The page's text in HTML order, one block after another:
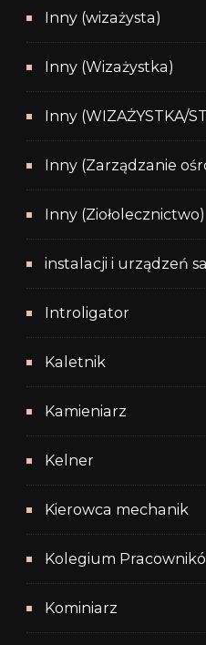
Inny (wizażysta)
Inny (Wizażystka)
Inny (WIZAŻYSTKA/
Inny (Zarządzanie
Inny (Ziołolecznictwo)
instalacji i urządzeń
Introligator
Kaletnik
Kamieniarz
Kelner
Kierowca mechanik
Kolegium
Kominiarz